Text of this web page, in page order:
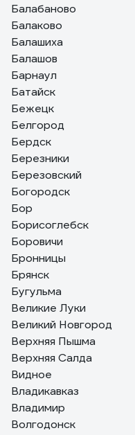
Балабаново
Балаково
Балашиха
Балашов
Барнаул
Батайск
Бежецк
Белгород
Бердск
Березники
Березовский
Богородск
Бор
Борисоглебск
Боровичи
Бронницы
Брянск
Бугульма
Великие Луки
Великий Новгород
Верхняя Пышма
Верхняя Салда
Видное
Владикавказ
Владимир
Волгодонск